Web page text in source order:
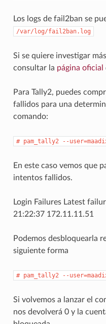
Los logs de fail2ban se
/var/log/fail2ban.log
Si se quiere investigar
consultar la página oficial
Para Tally2, puedes
fallidos para una
comando:
# pam_tally2 --
En este caso vemos que
intentos fallidos.
Login Failures Latest
21:22:37 172.11.11.51
Podemos desbloquearla
siguiente forma
# pam_tally2 --
Si volvemos a lanzar el
nos devolverá 0 y la